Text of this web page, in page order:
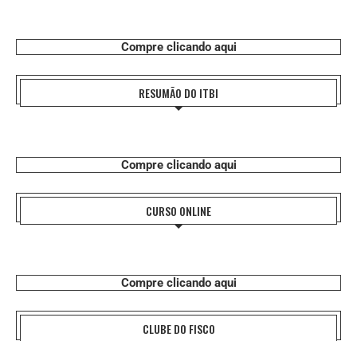
Compre clicando aqui
RESUMÃO DO ITBI
Compre clicando aqui
CURSO ONLINE
Compre clicando aqui
CLUBE DO FISCO